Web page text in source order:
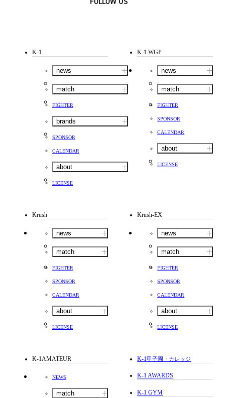
K-1
news
match
FIGHTER
brands
SPONSOR
CALENDAR
about
LICENSE
K-1 WGP
news
match
FIGHTER
SPONSOR
CALENDAR
about
LICENSE
Krush
news
match
FIGHTER
SPONSOR
CALENDAR
about
LICENSE
Krush-EX
news
match
FIGHTER
SPONSOR
CALENDAR
about
LICENSE
K-1AMATEUR
NEWS
match
K-1甲子園・カレッジ
K-1 AWARDS
K-1 GYM